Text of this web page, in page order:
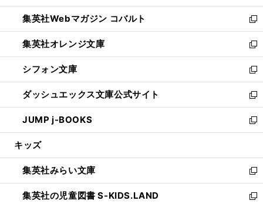
開
く
ウ
で
開
く
ン
ド
ウ
で
開
く
ウ
ィ
ン
ド
ウ
で
開
く
集英社Webマガジン コバルト
新
し
い
ウ
ィ
ン
ド
ウ
で
開
集英社オレンジ文庫
新
し
い
ウ
ィ
ン
ド
ウ
開
く
シフォン文庫
新
し
い
ウ
ィ
ン
ウ
で
開
く
ダッシュエックス文庫公式サイト
新
し
い
ウ
ン
ド
ウ
で
JUMP j-BOOKS
新
し
ウ
ィ
ン
ド
キッズ
集英社みらい文庫
新
し
い
集英社の児童図書 S-KIDS.LAND
新